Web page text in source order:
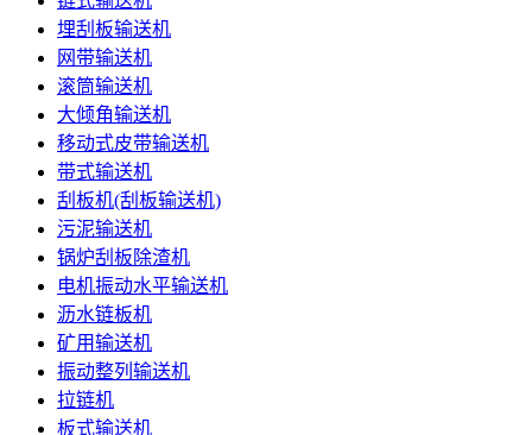
埋刮板输送机
网带输送机
滚筒输送机
大倾角输送机
移动式皮带输送机
带式输送机
刮板机(刮板输送机)
污泥输送机
锅炉刮板除渣机
电机振动水平输送机
沥水链板机
矿用输送机
振动整列输送机
拉链机
板式输送机